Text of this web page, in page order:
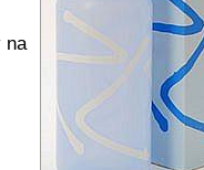
na